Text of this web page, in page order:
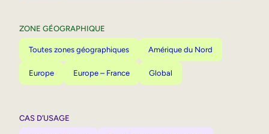
ZONE GÉOGRAPHIQUE
Toutes zones géographiques Amérique du Nord
Europe Europe – France Global
CAS D’USAGE